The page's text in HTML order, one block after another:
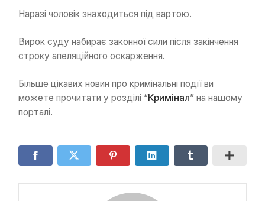
Наразі чоловік знаходиться під вартою.
Вирок суду набирає законної сили після закінчення
строку апеляційного оскарження.
Більше цікавих новин про кримінальні події ви
можете прочитати у розділі “Кримінал” на нашому
порталі.